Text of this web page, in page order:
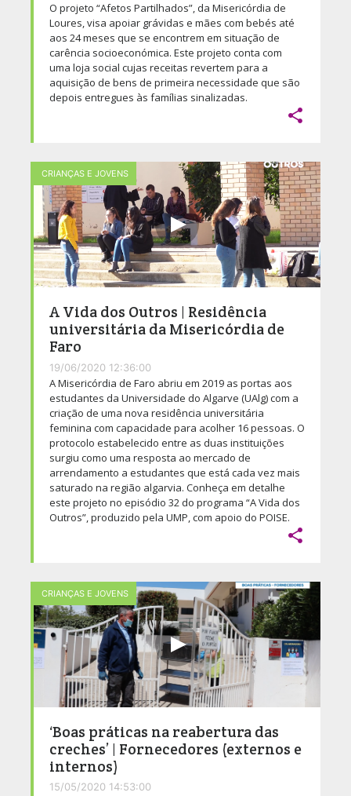
O projeto “Afetos Partilhados”, da Misericórdia de
Loures, visa apoiar grávidas e mães com bebés até
aos 24 meses que se encontrem em situação de
carência socioeconómica. Este projeto conta com
uma loja social cujas receitas revertem para a
aquisição de bens de primeira necessidade que são
depois entregues às famílias sinalizadas.

CRIANÇAS E JOVENS
A Vida dos Outros | Residência
universitária da Misericórdia de
Faro
19/06/2020 12:36:00
A Misericórdia de Faro abriu em 2019 as portas aos
estudantes da Universidade do Algarve (UAlg) com a
criação de uma nova residência universitária
feminina com capacidade para acolher 16 pessoas. O
protocolo estabelecido entre as duas instituições
surgiu como uma resposta ao mercado de
arrendamento a estudantes que está cada vez mais
saturado na região algarvia. Conheça em detalhe
este projeto no episódio 32 do programa “A Vida dos
Outros”, produzido pela UMP, com apoio do POISE.

CRIANÇAS E JOVENS
‘Boas práticas na reabertura das
creches’ | Fornecedores (externos e
internos)
15/05/2020 14:53:00